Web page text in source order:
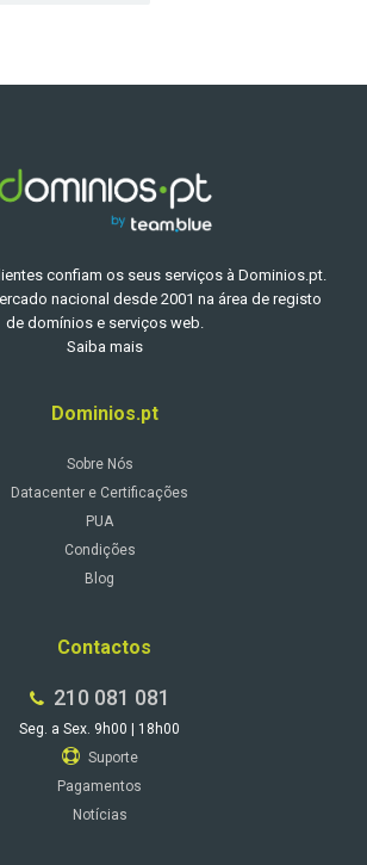
confiam os seus serviços à Dominios.pt.
nacional desde 2001 na área de registo
de domínios e serviços web.
Saiba mais
Dominios.pt
Sobre Nós
Datacenter e Certificações
PUA
Condições
Blog
Contactos
210 081 081
Seg. a Sex. 9h00 | 18h00
Suporte
Pagamentos
Notícias